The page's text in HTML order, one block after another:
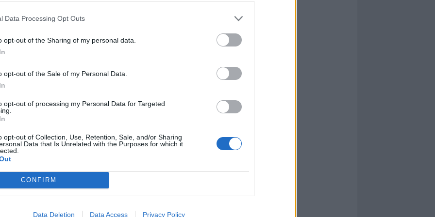
Data Processing Opt Outs
opt-out of the Sharing of my personal data.
opt-out of the Sale of my Personal Data.
opt-out of processing my Personal Data for Targeted
opt-out of Collection, Use, Retention, Sale, and/or Sharing
Data that Is Unrelated with the Purposes for which it
CONFIRM
Data Deletion Data Access Privacy Policy
+0,8 da 28,3 a 29,1
-0,7 da 17,0 a 16,3
Stelle -0,1 da 16,4 a 16,3
Viva + 0,2 da 8,4 a 8,6
8,6 a 7,9
da 6,2 a 6,5
stabile al 4,1
da 3,1 a 3
2,6 a 2,5
+ 0,2 da 1,2 a 1,4
da 4,1 a 4,3